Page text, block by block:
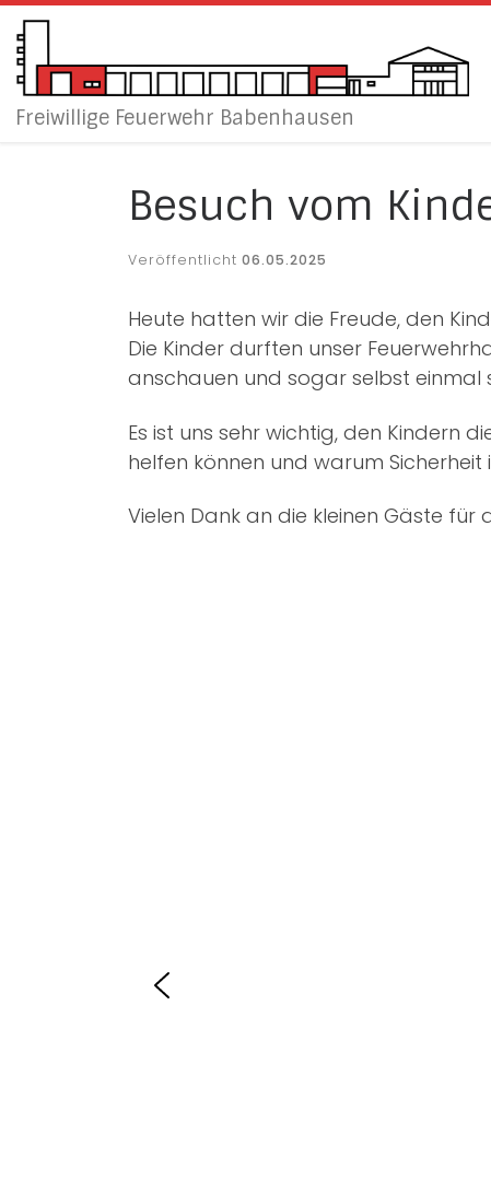
Freiwillige Feuerwehr Babenhausen
Besuch vom
Veröffentlicht 06.05.2025
Heute hatten wir die Freude, den
Die Kinder durften unser
anschauen und sogar selbst einmal
Es ist uns sehr wichtig, den Kindern
helfen können und warum
Vielen Dank an die kleinen Gäste